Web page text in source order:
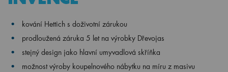
kování Hettich s doživotní zárukou
prodloužená záruka 5 let na výrobky Dřevojas
stejný design jako hlavní umyvadlová skříňka
možnost výroby koupelnového nábytku na míru z masivu